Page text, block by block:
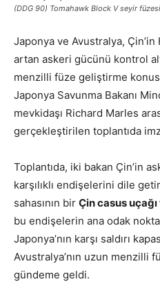
(DDG 90) Tomahawk Block V seyir füzesi
Japonya ve Avustralya,
artan askeri gücünü kontrol
menzilli füze geliştirme
Japonya Savunma Bakanı
mevkidaşı Richard Marles
gerçekleştirilen toplantıda
Toplantıda, iki bakan Çin’in
karşılıklı endişelerini dile
sahasının bir Çin casus
bu endişelerin ana odak
Japonya’nın karşı saldırı
Avustralya’nın uzun menzilli
gündeme geldi.